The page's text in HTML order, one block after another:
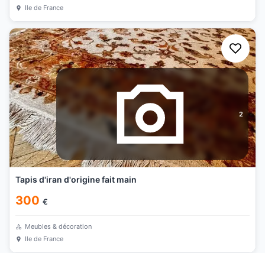
Ile de France
2
Tapis d'iran d'origine fait main
300 €
Meubles & décoration
Ile de France